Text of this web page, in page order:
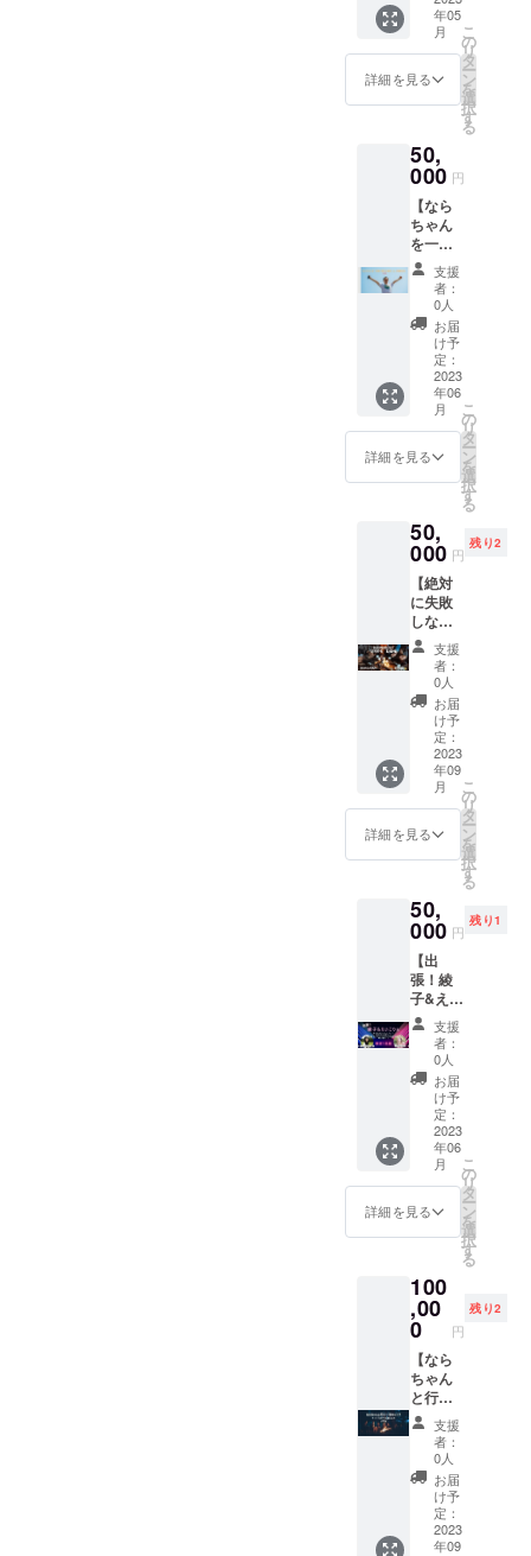
なたの
その過
去、胎
内記憶
的に紐
解く
ご質問
受け付
けま
す。 胎
内記憶
を思い
出す
ワーク
（効果
は個人
により
ます）
✼••┈┈••
✼••┈┈••
✼••┈┈••
✼••┈┈••
✼ 《リ
ターン
提供・
任者》
主催・
運営
宮崎 ト
ミー ・
サービ
ス内容
に関す
る効果
効能
は、個
人の体
感であ
り 全て
を保証
するも
のでは
ありま
せん。
知的財
産、著
作権は
提供・
施行責
任者に
帰属し
ます。
✼••┈┈••
✼••┈┈••
✼••┈┈••
✼••┈┈••
載、分
からな
ければ
記入な
しでも
✼••┈┈••
✼••┈┈••
✼••┈┈••
✼••┈┈••
✼ 《リ
ターン
提供・
施行責
任者》
瑞喜 ・
サービ
ス内容
に関す
る効果
効能
は、個
人の体
感であ
り 全て
するも
のでは
ありま
せん。
画像や
知的財
産、著
作権は
提供・
施行責
任者に
帰属し
ます。
✼••┈┈••
✼••┈┈••
✼••┈┈••
✼••┈┈••
✼
✼••┈┈••
✼••┈┈••
✼••┈┈••
ターン
提供・
浅沼亨
・サー
ビス内
容に関
する効
果効能
は、個
人の体
感であ
り 全て
を保証
するも
のでは
ありま
せん。
知的財
産、著
提供・
施行責
任者に
帰属し
ます。
✼••┈┈••
✼••┈┈••
✼••┈┈••
✼••┈┈••
✼
を一人
一人に
お勧め
いま
す。 ＜
あたっ
て注意
事項＞
・キッ
チンを
ご提供
下さ
い。提
供でき
ない場
合はこ
ちらで
ご用意
します
が、費
生する
場合は
い。 ・
家族や
グルー
プで
（５人
くら
い）お
申込み
くださ
い。 ・
基本材
料費込
み（４
人~5人
前） ・
郊での
実施 ・
整は購
入者へ
メール
等でご
連絡さ
せて頂
きま
す。
✼••┈┈••
✼••┈┈••
✼••┈┈••
✼••┈┈••
✼ 《リ
ターン
提供・
施行責
任者》
主催・
運営
美 ・
サービ
ス内容
に関す
る効果
効能
は、個
人の体
感であ
り 全て
を保証
するも
のでは
ありま
せん。
（大）
高さ115
× 幅95
× 厚み
（小）
高さ77
× 幅67
× 厚み
30（ｍ
ｍ）
✼••┈┈••
✼••┈┈••
✼••┈┈••
✼••┈┈••
✼ 《リ
ターン
提供・
施行責
主催・
運営
サービ
ス内容
に関す
る効果
効能
は、個
人の体
感であ
り 全て
を保証
するも
のでは
ありま
せん。
画像や
産、著
作権は
任者に
帰属し
ます。
✼••┈┈••
✼••┈┈••
✼••┈┈••
✼••┈┈••
のため
のクラ
ファン
が昇り
さめる
ように
祈りを
込めた<
白龍>で
す。 商
品内容
サイズ
450mm
150mm
(予定)
素材 ：
木材 使
用画
材：ア
お任せ
となり
ます
✼••┈┈••
✼••┈┈••
✼••┈┈••
✼••┈┈••
✼ 《リ
ターン
提供・
施行責
任者》
ユウ・
スミワ
タル ・
ス内容
に関す
は、個
人の体
感であ
り 全て
を保証
するも
のでは
ありま
せん。
画像や
知的財
産、著
作権は
提供・
施行責
帰属し
ます。
✼••┈┈••
✼••┈┈••
✼
じゃや
きくぅ
代表取
締役社
長 友
野貴
食店経
営をし
ながら
高校野
球メン
タルト
レー
ナー、
学校講
演、企
業講演
等を通
し講師
として
人の可
能性や
夢、目
タルの
在り方
を伝授
し続
け、夢
を叶え
る人、
目標達
成をし
たチー
ム、業
績が伸
びた企
業多
数。 ＊
友野貴
弘120分
りま
す。 ＊
リアル
開催の
み対
応。 ＊
交通
費、宿
泊費(必
要な場
合）は
ご負担
下さい
＊2023
年内で
くださ
い。 ＊
5月中旬
メール
等でご
連絡さ
せて頂
きま
す。 日
程、講
演テー
マ等詳
細を打
ち合わ
せさせ
て頂き
ます。
年05
月
詳細を見る
こ
の
リ
タ
ー
ン
を
選
択
す
る
50,
000 円
【なら
ちゃん
を一日
使い倒
せる権
利（１
２時間
内）】
なら
ちゃん
こと奈
良隆寛
を一日
使い倒
せる権
時間以
内）で
す。 法
に触れ
るこ
と、一
般常識
とはか
け離れ
ている
こと、
今後の
なら
ちゃん
の活動
に支障
が出る
せてい
ただき
ます。
＊現地
までの
交通費
は別途
頂きま
す。 ＊
オンラ
イン、
リア
ル、ど
ちらで
も構い
ませ
ん。 ＊
合って
決めま
しょ
う。 ＊
内容に
よって
は受け
られな
いこと
があり
ます。
＊購入
後の返
金は致
支援
者：
0人
お届
け予
定：
2023
年06
月
詳細を見る
こ
の
リ
タ
ー
ン
を
選
択
す
る
50,
000 円
残り2
【絶対
に失敗
しない
焚き火
会 主
催権】
焚き火
は心の
癒し。
焚き火
を起こ
す。 焚
き火を
囲んで
マシュ
マロを
手作り
ベーコ
ン直火
焼きす
る。 自
然と会
話が生
まれ
る。 火
を扱う
ことは
神聖な
儀式と
同じ。
火を囲
んで
ゆった
り合っ
た仲間
は一生
の友
達。 そ
んな皆
がほっ
こりす
る焚き
火主催
権。 そ
んなみ
んなが
満足し
てほっ
支援
者：
0人
お届
け予
定：
2023
年09
月
詳細を見る
こ
の
リ
タ
ー
ン
を
選
択
す
る
50,
000 円
残り1
【出
張！綾
子&えい
こりん
オンス
テー
ジ】 シ
ンガー
ソング
ライ
ターの
綾子
と、ピ
アニス
トえい
こりん
ペシャ
ルコラ
ボス
テージ
が、あ
なたの
イベン
トに出
張しま
す。
15~20
分のオ
リジナ
ルス
テー
支援
者：
0人
お届
け予
定：
2023
年06
月
詳細を見る
こ
の
リ
タ
ー
ン
を
選
択
す
る
100
,00
0 円
残り2
【なら
ちゃん
と行
く 一
泊キャ
ンプ】
キャン
プ歴40
年のな
らちゃ
んがあ
支援
者：
0人
お届
け予
定：
2023
年09